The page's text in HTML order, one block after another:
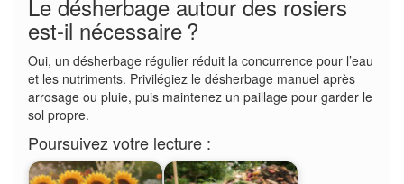
Le désherbage autour des rosiers
est-il nécessaire ?
Oui, un désherbage régulier réduit la concurrence pour l’eau
et les nutriments. Privilégiez le désherbage manuel après
arrosage ou pluie, puis maintenez un paillage pour garder le
sol propre.
Poursuivez votre lecture :